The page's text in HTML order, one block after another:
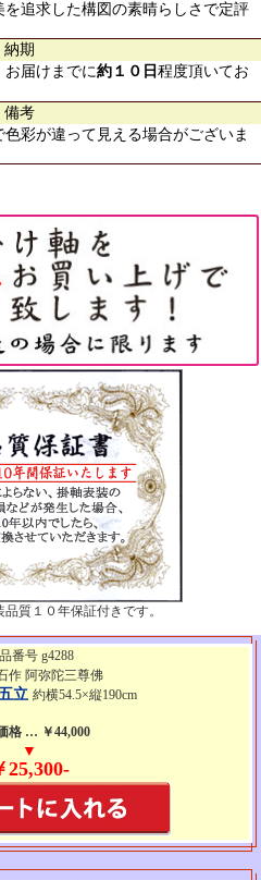
追求した構図の素晴らしさで定評
納期
届けまでに約１０日 程度頂いてお
備考
彩が違って見える場合がございま
質１０年保証付きです。
番号 g4288
作 阿弥陀三尊佛
立 約横54.5×縦190cm
格 … ￥44,000
▼
25,300-